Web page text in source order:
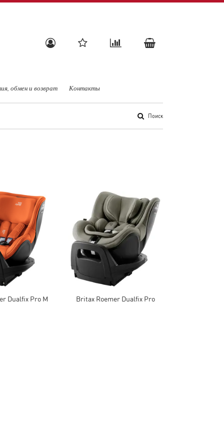
обмен и возврат Контакты
Поиск
Dualfix Pro M Britax Roemer Dualfix Pro